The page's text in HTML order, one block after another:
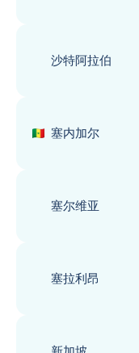
沙特阿拉伯
塞内加尔
塞尔维亚
塞拉利昂